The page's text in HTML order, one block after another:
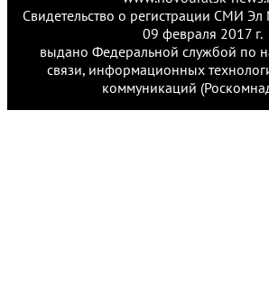
Свидетельство о регистрации СМИ
09 февраля 2017 г.
выдано Федеральной службой по
связи, информационных
коммуникаций